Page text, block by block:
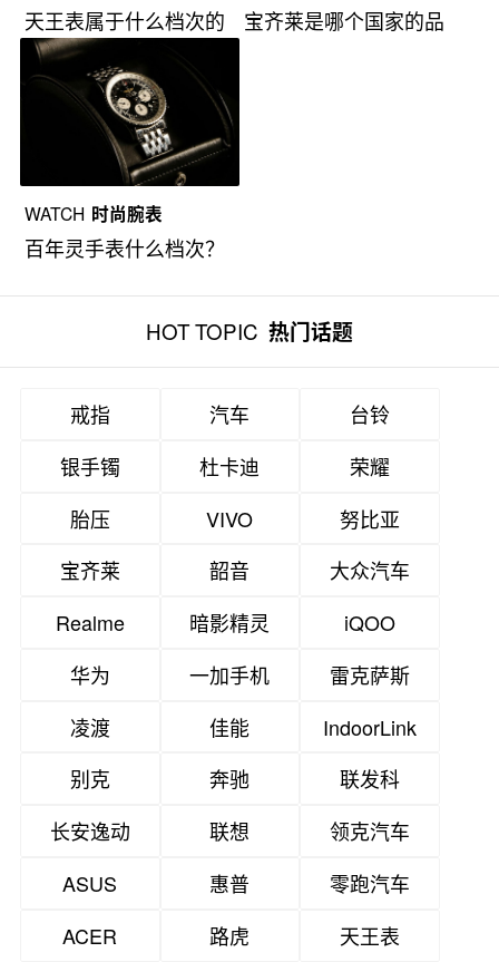
天王表属于什么档次的
手表？
宝齐莱是哪个国家的品
WATCH 时尚腕表
百年灵手表什么档次？
HOT TOPIC 热门话题
戒指 汽车
台铃
银手镯
杜卡迪
荣耀
胎压
VIVO
努比亚
宝齐莱
韶音
大众汽车
Realme
暗影精灵
iQOO
华为
一加手机
雷克萨斯
凌渡
佳能
IndoorLink
别克
奔驰
联发科
长安逸动
联想
领克汽车
ASUS
惠普
零跑汽车
ACER
路虎 天王表